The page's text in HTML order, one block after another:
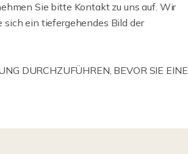
Sie bitte Kontakt zu uns auf. Wir
sich ein tiefergehendes Bild der
DURCHZUFÜHREN, BEVOR SIE EINE